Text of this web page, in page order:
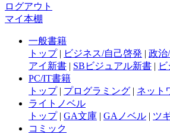
ログアウト
マイ本棚
一般書籍
トップ| ビジネス/自己啓発 | 政治
アイ新書 | SBビジュアル新書 |
PC/IT書籍
トップ| プログラミング | ネット
ライトノベル
トップ| GA文庫 | GAノベル | ツ
コミック